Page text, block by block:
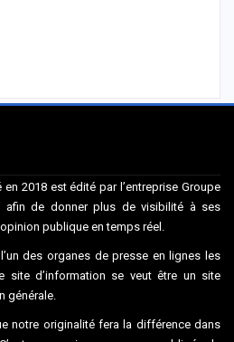
en 2018 est édité par l’entreprise Groupe
afin de donner plus de visibilité à ses
publique en temps réel.
des organes de presse en lignes les
site d’information se veut être un site
générale.
notre originalité fera la différence dans